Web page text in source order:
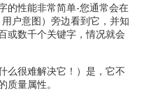
的性能非常简单-您通常会在
户意图）旁边看到它，并知
或数千个关键字，情况就会
么很难解决它！）是，它不
量属性。